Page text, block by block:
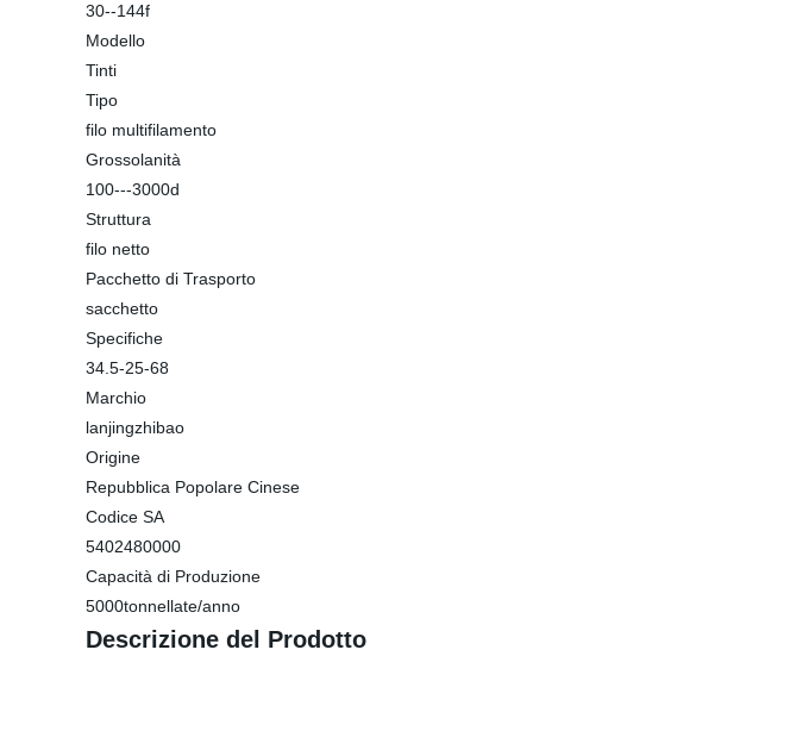
30--144f
Modello
Tinti
Tipo
filo multifilamento
Grossolanità
100---3000d
Struttura
filo netto
Pacchetto di Trasporto
sacchetto
Specifiche
34.5-25-68
Marchio
lanjingzhibao
Origine
Repubblica Popolare Cinese
Codice SA
5402480000
Capacità di Produzione
5000tonnellate/anno
Descrizione del Prodotto